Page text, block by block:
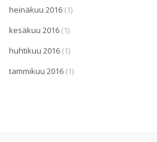
heinäkuu 2016 (1)
kesäkuu 2016 (1)
huhtikuu 2016 (1)
tammikuu 2016 (1)